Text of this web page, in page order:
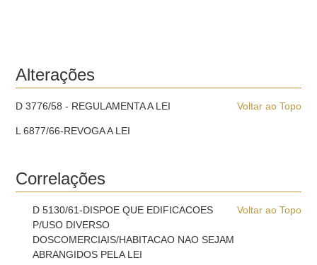
Alterações
Voltar ao Topo
D 3776/58 - REGULAMENTA A LEI
L 6877/66-REVOGA A LEI
Correlações
Voltar ao Topo
D 5130/61-DISPOE QUE EDIFICACOES
P/USO DIVERSO
DOSCOMERCIAIS/HABITACAO NAO SEJAM
ABRANGIDOS PELA LEI